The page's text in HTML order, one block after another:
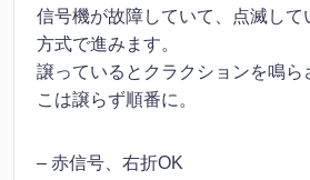
信号機が故障していて、点滅して
方式で進みます。
譲っているとクラクションを鳴ら
こは譲らず順番に。
– 赤信号、右折OK